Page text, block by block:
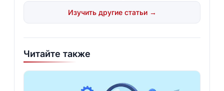
Изучить другие статьи →
Читайте также